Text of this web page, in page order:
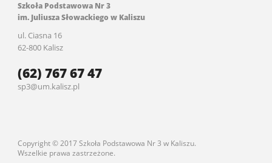
Szkoła Podstawowa Nr 3
im. Juliusza Słowackiego w Kaliszu
ul. Ciasna 16
62-800 Kalisz
(62) 767 67 47
sp3@um.kalisz.pl
Copyright © 2017 Szkoła Podstawowa Nr 3 w Kaliszu.
Wszelkie prawa zastrzeżone.